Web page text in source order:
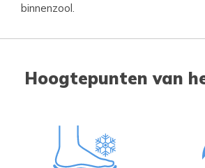
binnenzool.
Hoogtepunten van